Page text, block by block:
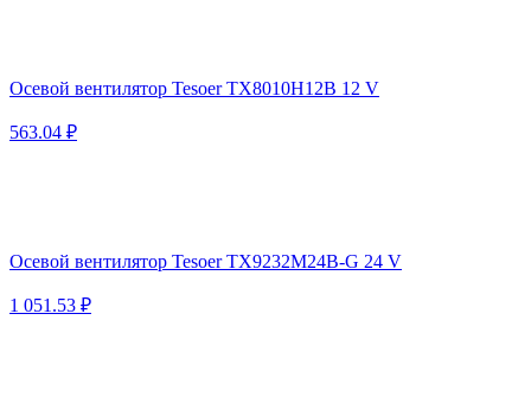
Осевой вентилятор Tesoer TX8010H12B 12 V
563.04 ₽
Осевой вентилятор Tesoer TX9232M24B-G 24 V
1 051.53 ₽